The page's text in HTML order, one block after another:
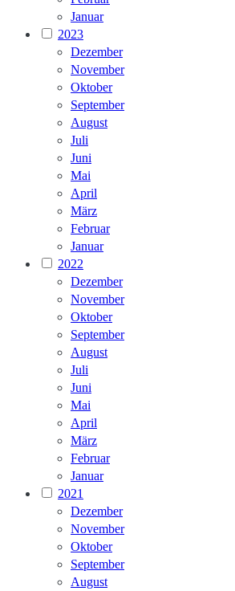
Januar
2023
Dezember
November
Oktober
September
August
Juli
Juni
Mai
April
März
Februar
Januar
2022
Dezember
November
Oktober
September
August
Juli
Juni
Mai
April
März
Februar
Januar
2021
Dezember
November
Oktober
September
August